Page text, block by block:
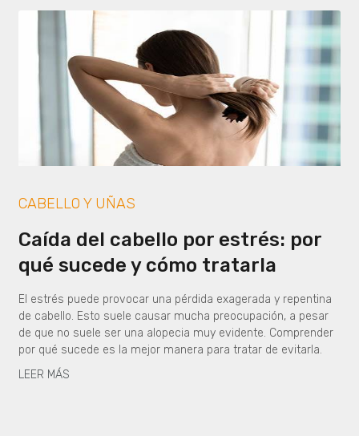
CABELLO Y UÑAS
Caída del cabello por estrés: por
qué sucede y cómo tratarla
El estrés puede provocar una pérdida exagerada y repentina
de cabello. Esto suele causar mucha preocupación, a pesar
de que no suele ser una alopecia muy evidente. Comprender
por qué sucede es la mejor manera para tratar de evitarla.
LEER MÁS